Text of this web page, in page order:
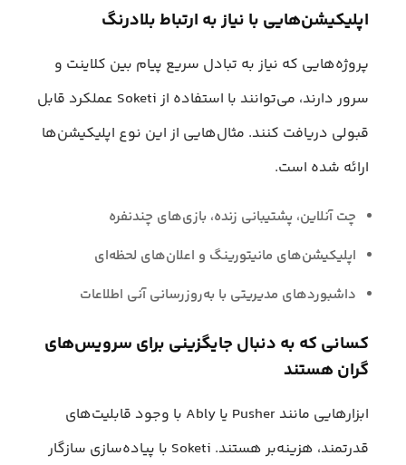
اپلیکیشن‌هایی با نیاز به ارتباط بلادرنگ
پروژه‌هایی که نیاز به تبادل سریع پیام بین کلاینت و
سرور دارند، می‌توانند با استفاده از Soketi عملکرد قابل
قبولی دریافت کنند. مثال‌هایی از این نوع اپلیکیشن‌ها
ارائه شده است.
چت آنلاین، پشتیبانی زنده، بازی‌های چندنفره
اپلیکیشن‌های مانیتورینگ و اعلان‌های لحظه‌ای
داشبوردهای مدیریتی با به‌روزرسانی آنی اطلاعات
کسانی که به دنبال جایگزینی برای سرویس‌های
گران هستند
ابزارهایی مانند Pusher یا Ably با وجود قابلیت‌های
قدرتمند، هزینه‌بر هستند. Soketi با پیاده‌سازی سازگار